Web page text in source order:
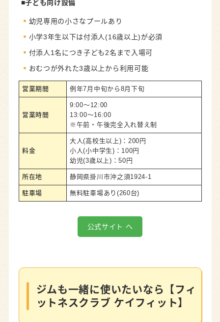
■子ども向け設備
幼児専用の小さなプールあり
小学3年生以下は付添人(16歳以上)が必須
付添人1名につき子ども2名まで入場可
おむつが外れた3歳以上から利用可能
営業期間 例年7月中旬から8月下旬
営業時間
9:00～12:00
13:00～16:00
※午前・午後完全入れ替え制
料金
大人(高校生以上)：200円
小人(小中学生)：100円
幼児(3歳以上)：50円
所在地 静岡県掛川市沖之須1924-1
駐車場 無料駐車場あり(260台)
公式サイト へ
ジムも一緒に使いたいなら【フィ
ットネスクラブ ケイフィット】